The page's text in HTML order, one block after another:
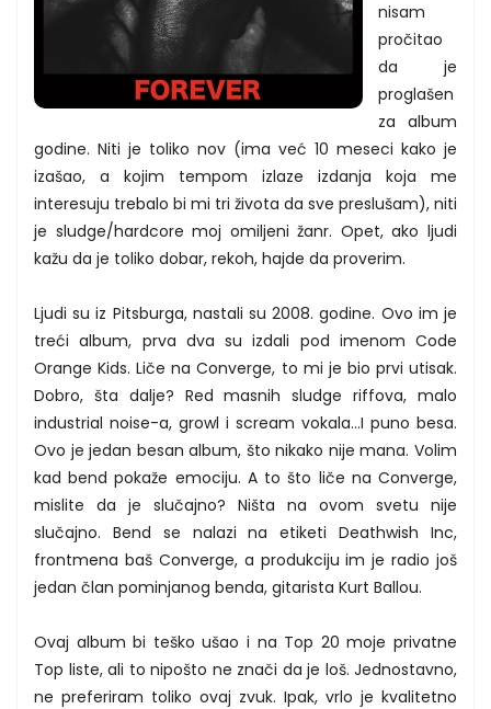
nisam
pročitao
da je
proglašen
za album
godine. Niti je toliko nov (ima već 10 meseci kako je
izašao, a kojim tempom izlaze izdanja koja me
interesuju trebalo bi mi tri života da sve preslušam), niti
je sludge/hardcore moj omiljeni žanr. Opet, ako ljudi
kažu da je toliko dobar, rekoh, hajde da proverim.
Ljudi su iz Pitsburga, nastali su 2008. godine. Ovo im je
treći album, prva dva su izdali pod imenom Code
Orange Kids. Liče na Converge, to mi je bio prvi utisak.
Dobro, šta dalje? Red masnih sludge riffova, malo
industrial noise-a, growl i scream vokala...I puno besa.
Ovo je jedan besan album, što nikako nije mana. Volim
kad bend pokaže emociju. A to što liče na Converge,
mislite da je slučajno? Ništa na ovom svetu nije
slučajno. Bend se nalazi na etiketi Deathwish Inc,
frontmena baš Converge, a produkciju im je radio još
jedan član pominjanog benda, gitarista Kurt Ballou.
Ovaj album bi teško ušao i na Top 20 moje privatne
Top liste, ali to nipošto ne znači da je loš. Jednostavno,
ne preferiram toliko ovaj zvuk. Ipak, vrlo je kvalitetno